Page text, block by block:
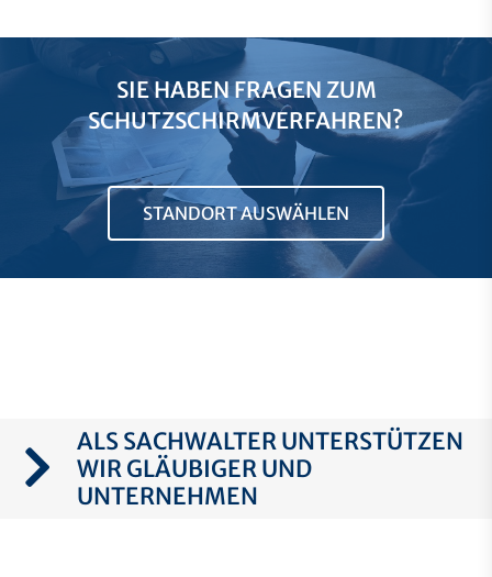
SIE HABEN FRAGEN ZUM
SCHUTZSCHIRMVERFAHREN?
STANDORT AUSWÄHLEN
ALS SACHWALTER UNTERSTÜTZEN
WIR GLÄUBIGER UND
UNTERNEHMEN